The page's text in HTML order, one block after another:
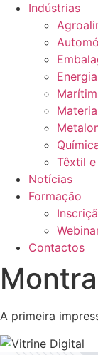
Indústrias
Têxtil
Notícias
Formação
Contactos
A primeira